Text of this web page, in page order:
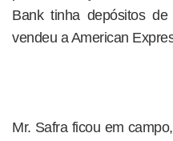
Bank tinha depósitos
vendeu a American
Mr. Safra ficou em